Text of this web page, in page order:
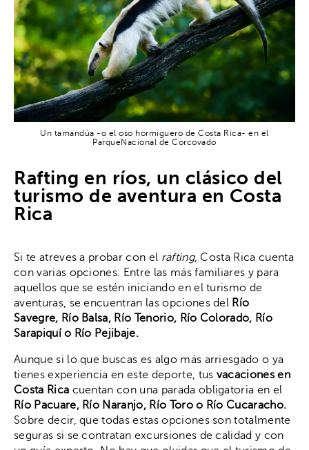
Un tamandúa -o el oso hormiguero de Costa Rica- en el
ParqueNacional de Corcovado
Rafting en ríos, un clásico del
turismo de aventura en Costa
Rica
Si te atreves a probar con el rafting, Costa Rica cuenta
con varias opciones. Entre las más familiares y para
aquellos que se estén iniciando en el turismo de
aventuras, se encuentran las opciones del Río
Savegre, Río Balsa, Río Tenorio, Río Colorado, Río
Sarapiquí o Río Pejibaje.
Aunque si lo que buscas es algo más arriesgado o ya
tienes experiencia en este deporte, tus vacaciones en
Costa Rica cuentan con una parada obligatoria en el
Río Pacuare, Río Naranjo, Río Toro o Río Cucaracho.
Sobre decir, que todas estas opciones son totalmente
seguras si se contratan excursiones de calidad y con